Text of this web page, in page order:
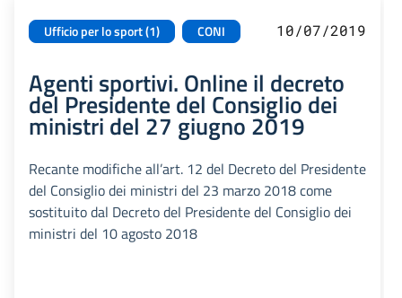
Ufficio per lo sport (1) CONI 10/07/2019
Agenti sportivi. Online il decreto
del Presidente del Consiglio dei
ministri del 27 giugno 2019
Recante modifiche all’art. 12 del Decreto del Presidente
del Consiglio dei ministri del 23 marzo 2018 come
sostituito dal Decreto del Presidente del Consiglio dei
ministri del 10 agosto 2018